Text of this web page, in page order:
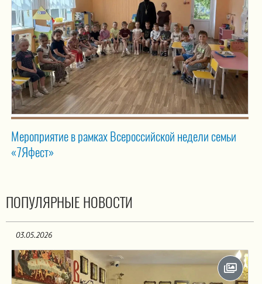
Мероприятие в рамках Всероссийской недели семьи
«7Яфест»
ПОПУЛЯРНЫЕ НОВОСТИ
03.05.2026